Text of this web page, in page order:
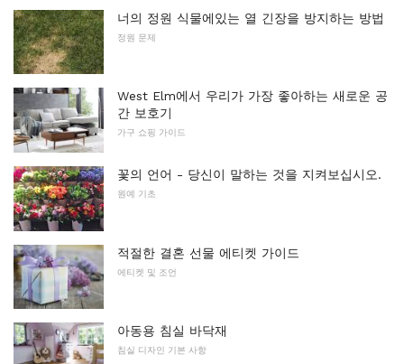
너의 정원 식물에있는 열 긴장을 방지하는 방법
정원 문제
West Elm에서 우리가 가장 좋아하는 새로운 공
간 보호기
가구 쇼핑 가이드
꽃의 언어 - 당신이 말하는 것을 지켜보십시오.
원예 기초
적절한 결혼 선물 에티켓 가이드
에티켓 및 조언
아동용 침실 바닥재
침실 디자인 기본 사항